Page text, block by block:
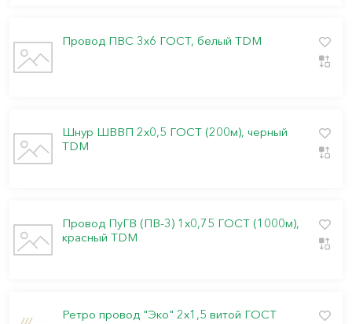
Провод ПВС 3х6 ГОСТ, белый TDM
Шнур ШВВП 2х0,5 ГОСТ (200м), черный
TDM
Провод ПуГВ (ПВ-3) 1х0,75 ГОСТ (1000м),
красный TDM
Ретро провод "Эко" 2х1,5 витой ГОСТ